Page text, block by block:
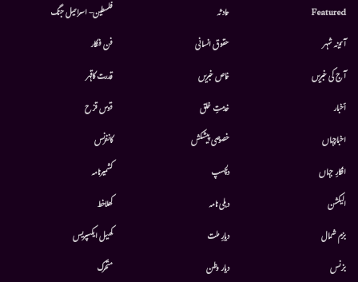
Featured
آئینہ شہر
آج کی خبریں
أخبار
اخبارجہاں
افکارِ جہاں
الیکشن
بزم شمال
بزنس
حادثہ
حقوق انسانی
خاص خبریں
خدمتِ خلق
خصوصی پیشکش
دلچسپ
دہلی نامہ
دیارِ ملت
دیار وطن
فلسطین- اسرائیل جنگ
فن فنکار
قدرت کاقہر
قوس قزح
کانفرنس
کشمیرنامہ
کھلاخط
کھیل ایکسپریس
متحرك